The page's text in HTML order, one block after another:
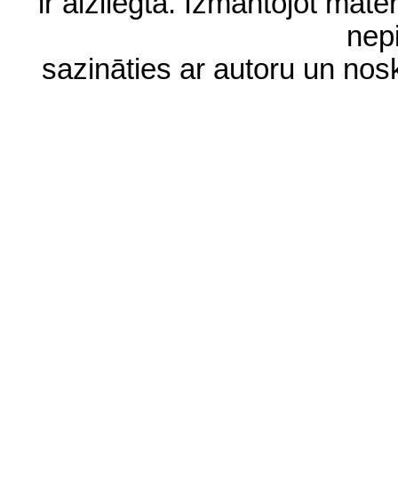
sazināties ar autoru un